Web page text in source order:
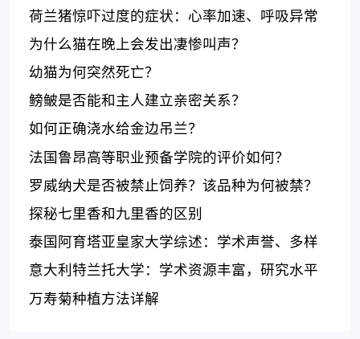
荷兰猪惊吓过度的症状：心率加速、呼吸异常
和紧张不安
为什么猫在晚上会发出凄惨叫声？
幼猫为何突然死亡？
鳑鲏是否能和主人建立亲密关系？
如何正确浇水给金边吊兰？
法国鲁昂高等职业预备学院的评价如何？
罗威纳犬是否被禁止饲养？该品种为何被禁？
探秘七里香和九里香的区别
泰国阿育塔亚皇家大学综述：学术声誉、多样
化和国际化、学生生活
意大利特兰托大学：学术资源丰富，研究水平
卓越，国际交流活跃
万寿菊种植方法详解